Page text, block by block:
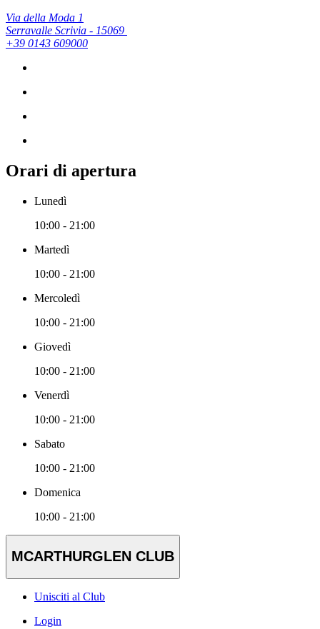
Via della Moda 1
Serravalle Scrivia - 15069
+39 0143 609000
Orari di apertura
Lunedì
10:00 - 21:00
Martedì
10:00 - 21:00
Mercoledì
10:00 - 21:00
Giovedì
10:00 - 21:00
Venerdì
10:00 - 21:00
Sabato
10:00 - 21:00
Domenica
10:00 - 21:00
MCARTHURGLEN CLUB
Unisciti al Club
Login